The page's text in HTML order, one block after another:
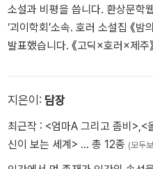
전효원
4월 4일, 오스카 시상식에서 아
게 된 안혜린은 시상자에게 노골
로 송출되면서 오히려 비난 여론
을 끊고 잠적하는데, 한 허름한
레르였다.
소설과 비평을 씁니다. 환상문학
‘괴이학회’소속. 호러 소설집 《밤
발표했습니다. 《고딕×호러×제주
지은이: 담장
최근작 : <엄마A 그리고 좀비>,<
신이 보는 세계> … 총 12종 (모두